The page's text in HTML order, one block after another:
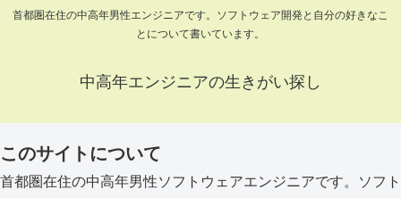
首都圏在住の中高年男性エンジニアです。ソフトウェア開発と自分の好きなこ
とについて書いています。
中高年エンジニアの生きがい探し
このサイトについて
首都圏在住の中高年男性ソフトウェアエンジニアです。ソフト